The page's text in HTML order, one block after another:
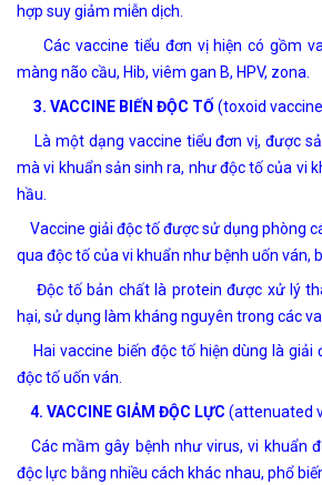
hợp suy giảm miễn dịch.
Các vaccine tiểu đơn vị hiện có gồm
màng não cầu, Hib, viêm gan B, HPV, zona.
3. VACCINE BIẾN ĐỘC TỐ (toxoid
Là một dạng vaccine tiểu đơn vị, được
mà vi khuẩn sản sinh ra, như độc tố của vi
hầu.
Vaccine giải độc tố được sử dụng phòng
qua độc tố của vi khuẩn như bệnh uốn ván,
Độc tố bản chất là protein được xử lý
hại, sử dụng làm kháng nguyên trong các
Hai vaccine biến độc tố hiện dùng là giải
độc tố uốn ván.
4. VACCINE GIẢM ĐỘC LỰC (attenuated
Các mầm gây bệnh như virus, vi khuẩn
độc lực bằng nhiều cách khác nhau, phổ